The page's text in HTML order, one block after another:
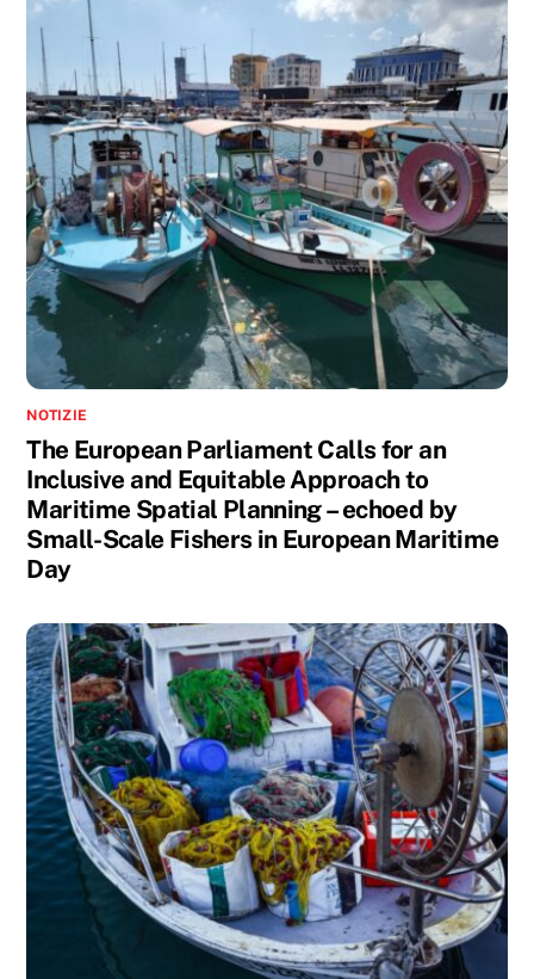
NOTIZIE
The European Parliament Calls for an
Inclusive and Equitable Approach to
Maritime Spatial Planning – echoed by
Small-Scale Fishers in European Maritime
Day